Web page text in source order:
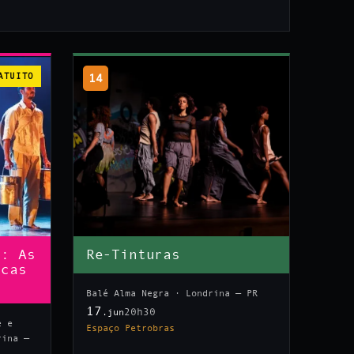
As
e
—
14
Re-Tinturas
Balé Alma Negra · Londrina — PR
17 .jun20h30
Espaço Petrobras